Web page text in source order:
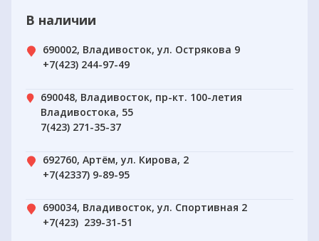
В наличии
690002, Владивосток, ул. Острякова 9
+7(423) 244-97-49
690048, Владивосток, пр-кт. 100-летия
Владивостока, 55
7(423) 271-35-37
692760, Артём, ул. Кирова, 2
+7(42337) 9-89-95
690034, Владивосток, ул. Спортивная 2
+7(423) 239-31-51